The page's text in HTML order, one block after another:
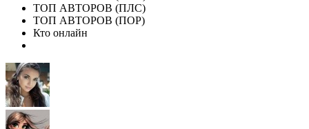
ТОП АВТОРОВ (ПЛС)
ТОП АВТОРОВ (ПОР)
Кто онлайн